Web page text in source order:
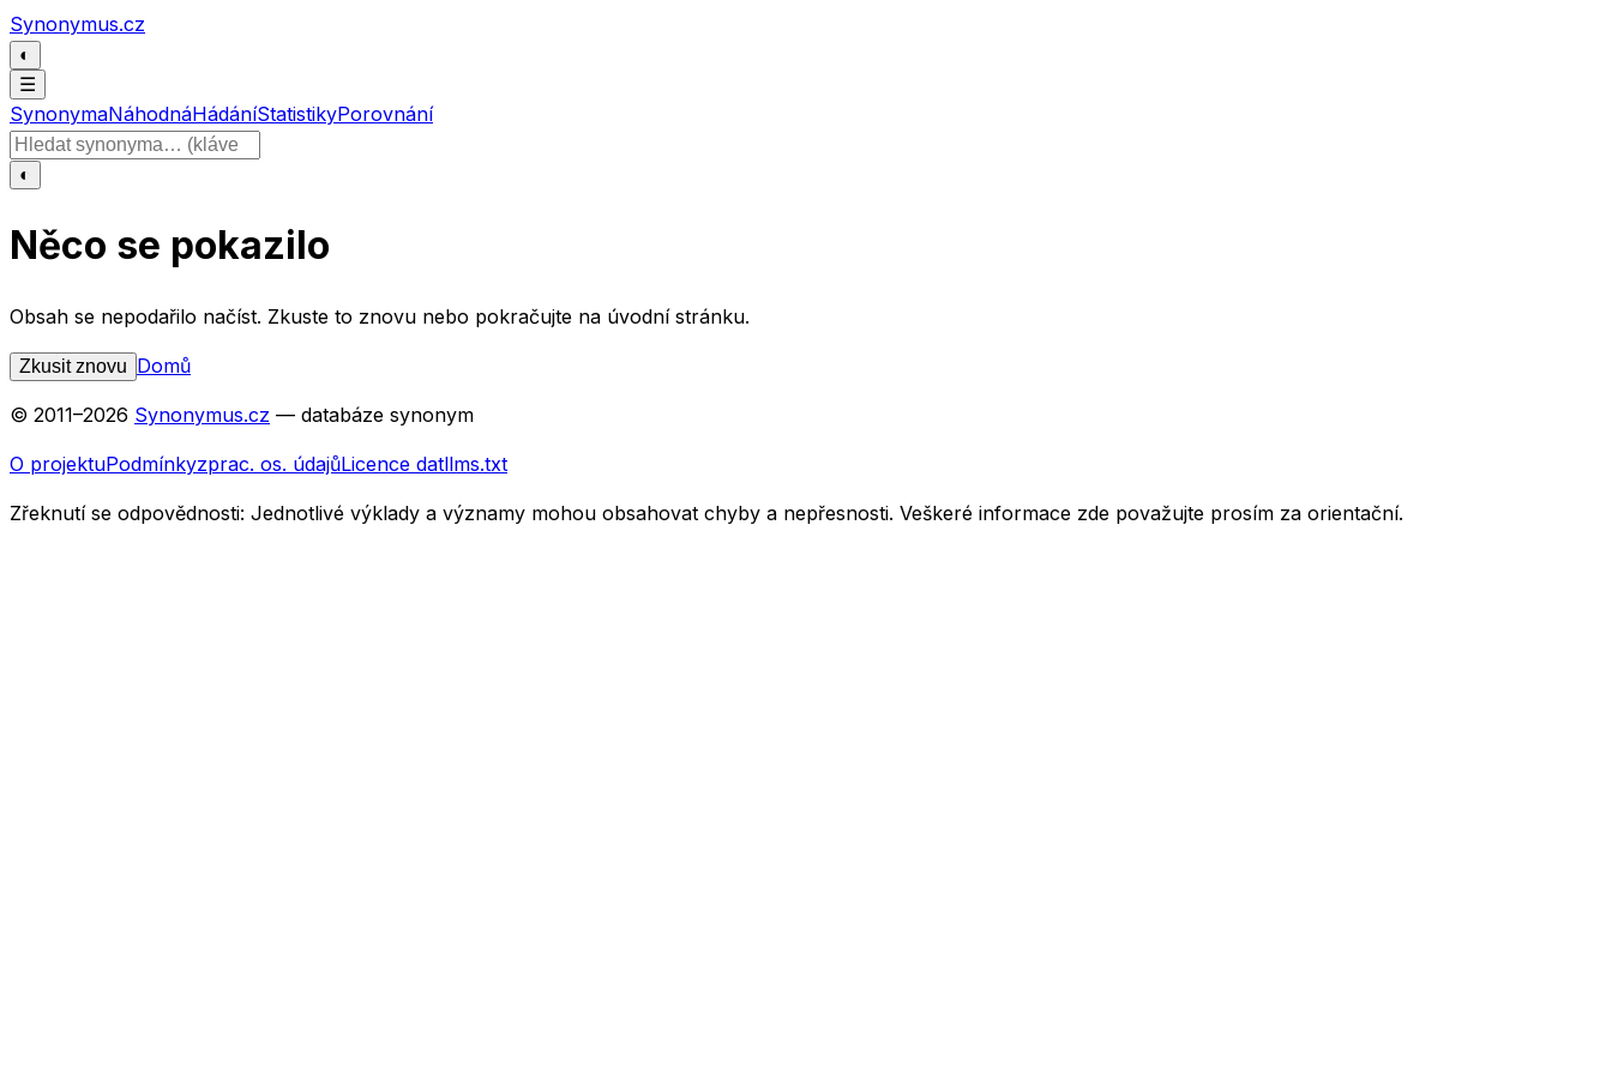
Přeskočit na obsah
Synonymus.cz
◐
☰
SynonymaNáhodnáHádáníStatistikyPorovnání
Hledat slovo
◐
Něco se pokazilo
Obsah se nepodařilo načíst. Zkuste to znovu nebo pokračujte na úvodní stránku.
Zkusit znovu Domů
© 2011–2026 Synonymus.cz — databáze synonym
O projektuPodmínkyzprac. os. údajůLicence datllms.txt
Zřeknutí se odpovědnosti: Jednotlivé výklady a významy mohou obsahovat chyby a nepřesnosti. Veškeré informace zde považujte prosím za orientační.